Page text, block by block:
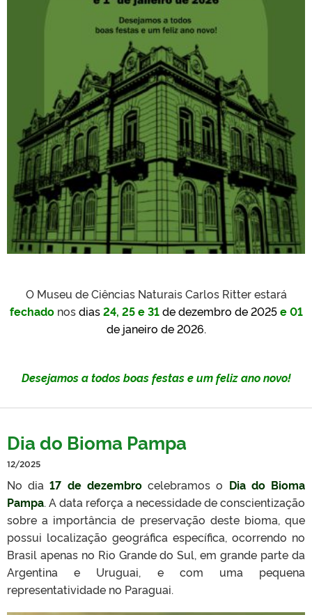
O Museu de Ciências Naturais Carlos Ritter estará
fechado nosdias24, 25 e 31de dezembro de 2025e 01
de janeiro de 2026.
Desejamos a todos boas festas e um feliz ano novo!
Dia do Bioma Pampa
12/2025
No dia17 de dezembrocelebramos o Dia do Bioma
Pampa. A data reforça a necessidade de conscientização
sobre a importância de preservação deste bioma, que
possui localização geográfica específica, ocorrendo no
Brasil apenas no Rio Grande do Sul, em grande parte da
Argentina e Uruguai, e com uma pequena
representatividade no Paraguai.